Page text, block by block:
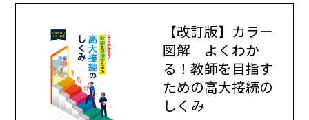
【改訂版】カラー
図解 よくわか
る！教師を目指す
ための高大接続の
しくみ